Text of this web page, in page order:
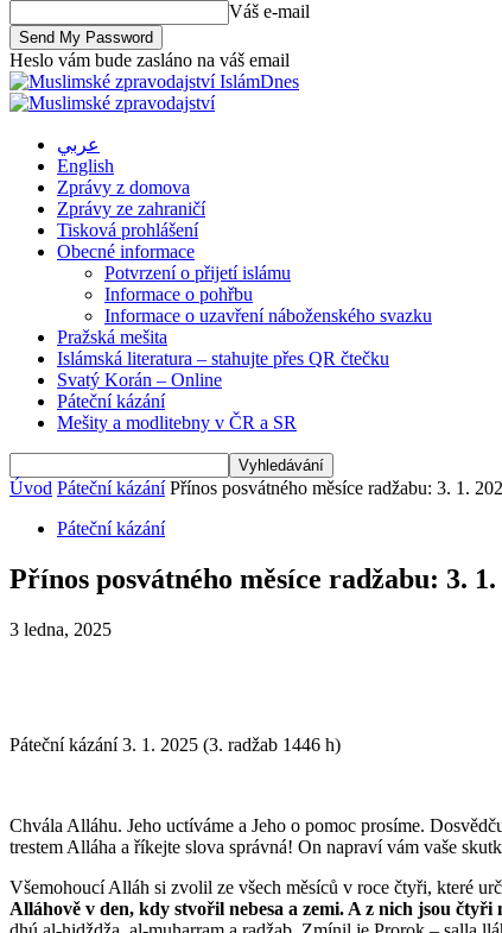
Váš e-mail
Heslo vám bude zasláno na váš email
IslámDnes
عربي
English
Zprávy z domova
Zprávy ze zahraničí
Tisková prohlášení
Obecné informace
Potvrzení o přijetí islámu
Informace o pohřbu
Informace o uzavření náboženského svazku
Pražská mešita
Islámská literatura – stahujte přes QR čtečku
Svatý Korán – Online
Páteční kázání
Mešity a modlitebny v ČR a SR
Úvod Páteční kázání Přínos posvátného měsíce radžabu: 3. 1.
Páteční kázání
Přínos posvátného měsíce radžabu: 3. 1.
3 ledna, 2025
Páteční kázání 3. 1. 2025 (3. radžab
Chvála Alláhu. Jeho uctíváme a Jeho o pomoc prosíme.
trestem Alláha a říkejte slova správná! On napraví vám vaše
Všemohoucí Alláh si zvolil ze všech měsíců v roce čtyři, které
Alláhově v den, kdy stvořil nebesa a zemi. A z nich jsou